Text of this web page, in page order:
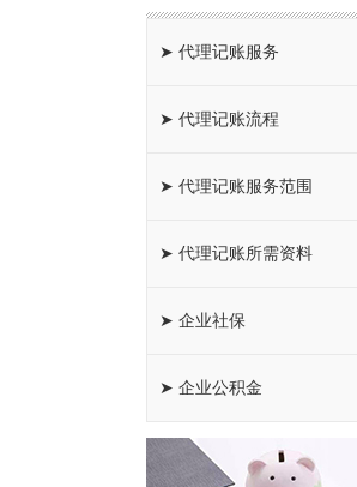
➤ 代理记账服务
➤ 代理记账流程
➤ 代理记账服务范围
➤ 代理记账所需资料
➤ 企业社保
➤ 企业公积金